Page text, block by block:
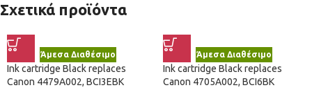
Σχετικά προϊόντα
Άμεσα Διαθέσιμο
Ink cartridge Black replaces
Canon 4479A002, BCI3EBK
Άμεσα Διαθέσιμο
Ink cartridge Black replaces
Canon 4705A002, BCI6BK